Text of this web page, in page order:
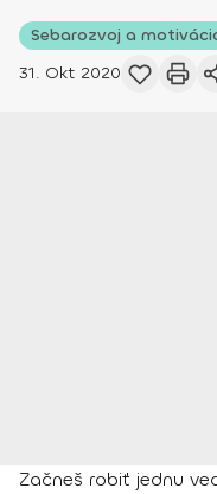
Sebarozvoj a
31. Okt 2020
Začneš robiť jednu